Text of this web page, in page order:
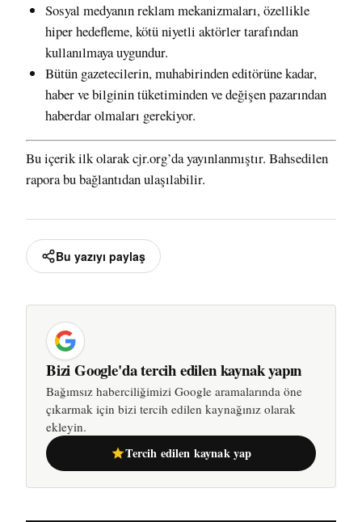
Sosyal medyanın reklam mekanizmaları, özellikle
hiper hedefleme, kötü niyetli aktörler tarafından
kullanılmaya uygundur.
Bütün gazetecilerin, muhabirinden editörüne kadar,
haber ve bilginin tüketiminden ve değişen pazarından
haberdar olmaları gerekiyor.
Bu içerik ilk olarakcjr.org’da yayınlanmıştır. Bahsedilen
raporabu bağlantıdanulaşılabilir.
Bu yazıyı paylaş
Bizi Google'da tercih edilen kaynak yapın
Bağımsız haberciliğimizi Google aramalarında öne
çıkarmak için bizi tercih edilen kaynağınız olarak
ekleyin.
Tercih edilen kaynak yap